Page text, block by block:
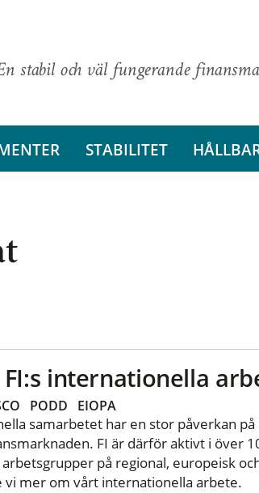
stabil och väl fungerande
STABILITET
internationella
PODD EIOPA
samarbetet har en stor påverkan
FI är därför aktivt i över
på regional, europeisk
mer om vårt internationella arbete.